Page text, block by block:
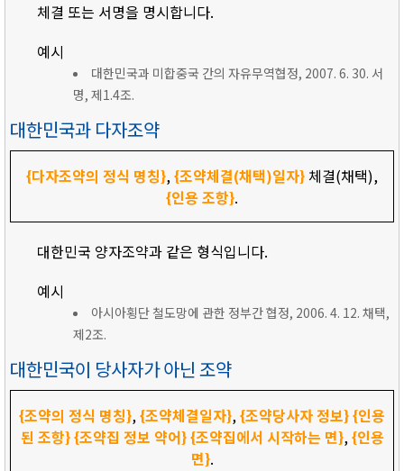
체결 또는 서명을 명시합니다.
예시
대한민국과 미합중국 간의 자유무역협정, 2007. 6. 30. 서
명, 제1.4조.
대한민국과 다자조약
{다자조약의 정식 명칭},{조약체결(채택)일자} 체결(채택),
{인용 조항}.
대한민국 양자조약과 같은 형식입니다.
예시
아시아횡단 철도망에 관한 정부간 협정, 2006. 4. 12. 채택,
제2조.
대한민국이 당사자가 아닌 조약
{조약의 정식 명칭},{조약체결일자},{조약당사자 정보}{인용
된 조항}{조약집 정보 약어}{조약집에서 시작하는 면},{인용
면}.